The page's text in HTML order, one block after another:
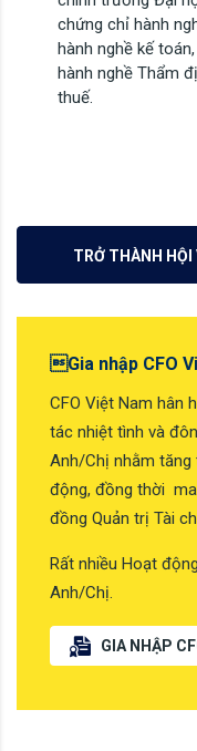
chứng chỉ hành
hành nghề kế
hành nghề Thẩm
thuế.
TRỞ THÀNH HỘI
Gia nhập CFO
CFO Việt Nam hân
tác nhiệt tình và
Anh/Chị nhằm
động, đồng thời
đồng Quản trị Tài
Rất nhiều Hoạt
Anh/Chị.
GIA NHẬP